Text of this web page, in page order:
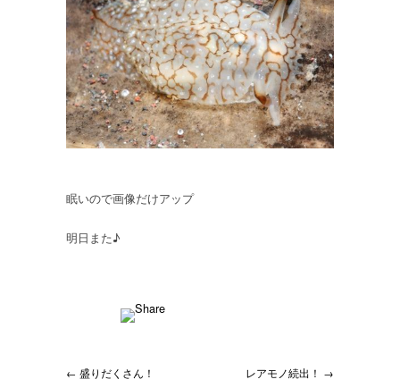
眠いので画像だけアップ
明日また♪
← 盛りだくさん！ レアモノ続出！ →